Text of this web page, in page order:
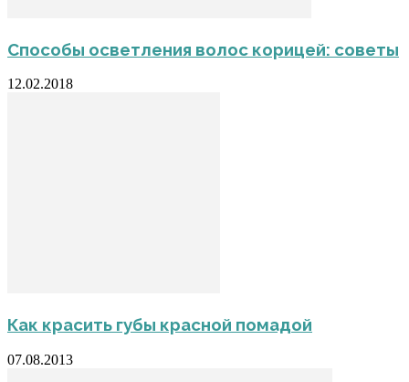
Способы осветления волос корицей: советы
12.02.2018
Как красить губы красной помадой
07.08.2013